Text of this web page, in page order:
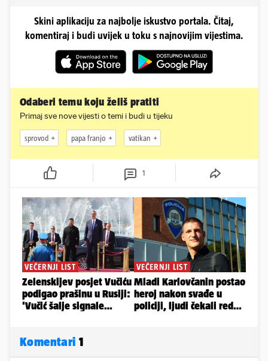
Skini aplikaciju za najbolje iskustvo portala. Čitaj,
komentiraj i budi uvijek u toku s najnovijim vijestima.
Odaberi temu koju želiš pratiti
Primaj sve nove vijesti o temi i budi u tijeku
sprovod papa franjo vatikan
1
Komentari 1